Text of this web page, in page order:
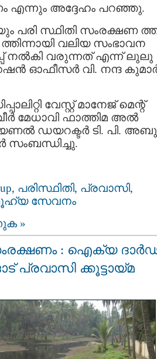
എന്നും അദ്ദേഹം പറഞ്ഞു.
സ്ഥിതി സംരക്ഷണ
വലിയ സംഭാവന
നൽകി വരുന്നത് എന്ന് ലുലു
ഓഫീസർ വി. നന്ദ
വേസ്റ്റ് മാനേജ് മെന്റ്
മേധാവി ഫാത്തിമ അല്‍
ഡയറക്ടര്‍ ടി. പി. അബു
സംബന്ധിച്ചു.
, പരിസ്ഥിതി, പ്രവാസി,
സേവനം
»
: ഐക്യ
പ്രവാസി ക്കൂട്ടായ്മ